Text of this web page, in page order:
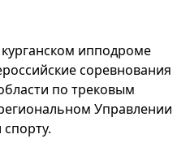
ипподроме
соревнования
по трековым
Управлении